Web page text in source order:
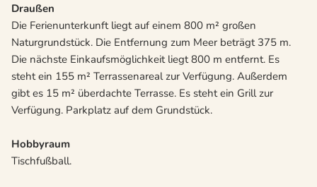
Draußen
Die Ferienunterkunft liegt auf einem 800 m² großen
Naturgrundstück. Die Entfernung zum Meer beträgt 375 m.
Die nächste Einkaufsmöglichkeit liegt 800 m entfernt. Es
steht ein 155 m² Terrassenareal zur Verfügung. Außerdem
gibt es 15 m² überdachte Terrasse. Es steht ein Grill zur
Verfügung. Parkplatz auf dem Grundstück.
Hobbyraum
Tischfußball.